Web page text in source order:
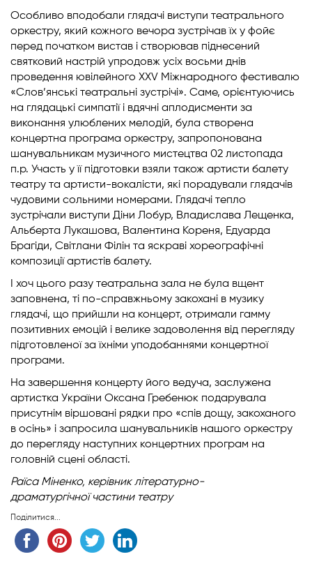
Особливо вподобали глядачі виступи театрального
оркестру, який кожного вечора зустрічав їх у фойє
перед початком вистав і створював піднесений
святковий настрій упродовж усіх восьми днів
проведення ювілейного XXV Міжнародного фестивалю
«Слов’янські театральні зустрічі». Саме, орієнтуючись
на глядацькі симпатії і вдячні аплодисменти за
виконання улюблених мелодій, була створена
концертна програма оркестру, запропонована
шанувальникам музичного мистецтва 02 листопада
п.р. Участь у її підготовки взяли також артисти балету
театру та артисти-вокалісти, які порадували глядачів
чудовими сольними номерами. Глядачі тепло
зустрічали виступи Діни Лобур, Владислава Лещенка,
Альберта Лукашова, Валентина Кореня, Едуарда
Брагіди, Світлани Філін та яскраві хореографічні
композиції артистів балету.
І хоч цього разу театральна зала не була вщент
заповнена, ті по-справжньому закохані в музику
глядачі, що прийшли на концерт, отримали гамму
позитивних емоцій і велике задоволення від перегляду
підготовленої за їхніми уподобаннями концертної
програми.
На завершення концерту його ведуча, заслужена
артистка України Оксана Гребенюк подарувала
присутнім віршовані рядки про «спів дощу, закоханого
в осінь» і запросила шанувальників нашого оркестру
до перегляду наступних концертних програм на
головній сцені області.
Раїса Міненко, керівник літературно-
драматургічноїчастини театру
Поділитися...